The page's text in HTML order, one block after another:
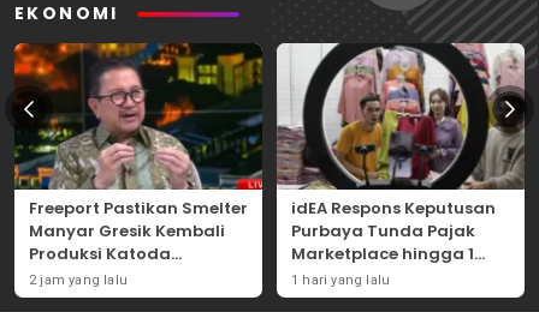
EKONOMI
Freeport Pastikan Smelter
Manyar Gresik Kembali
Produksi Katoda
Tembaga Mulai
September 2026
2 jam yang lalu
idEA Respons Keputusan
Purbaya Tunda Pajak
Marketplace hingga 1
November 2026
1 hari yang lalu